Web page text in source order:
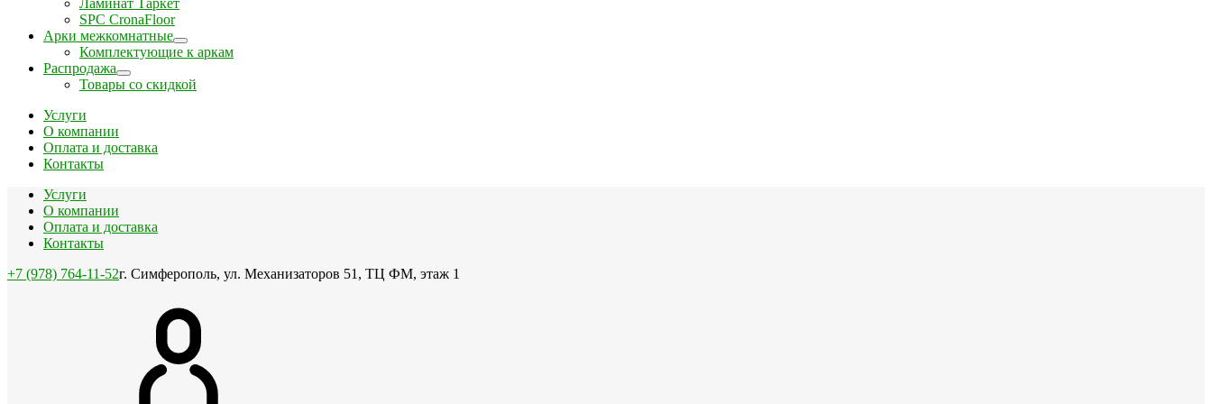
Ламинат Таркет
SPC CronaFloor
Арки межкомнатные
Комплектующие к аркам
Распродажа
Товары со скидкой
Услуги
О компании
Оплата и доставка
Контакты
Услуги
О компании
Оплата и доставка
Контакты
+7 (978) 764-11-52г. Симферополь, ул. Механизаторов 51, ТЦ ФМ, этаж 1